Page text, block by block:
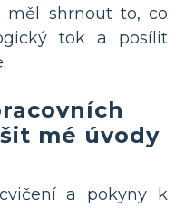
měl shrnout to, co
tok a posílit
mé úvody
a pokyny k